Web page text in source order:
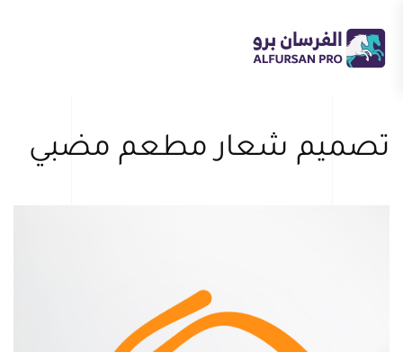
Skip
to
تصميم شعار مطعم مضبي